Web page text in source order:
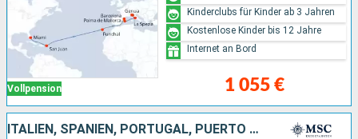
Vollpension 1 055 €
Kinderclubs für Kinder ab 3 Jahren
Kostenlose Kinder bis 12 Jahre
Internet an Bord
ITALIEN, SPANIEN, PORTUGAL, PUERTO RICO, VEREINIGTE STAATEN VON AMERIKA